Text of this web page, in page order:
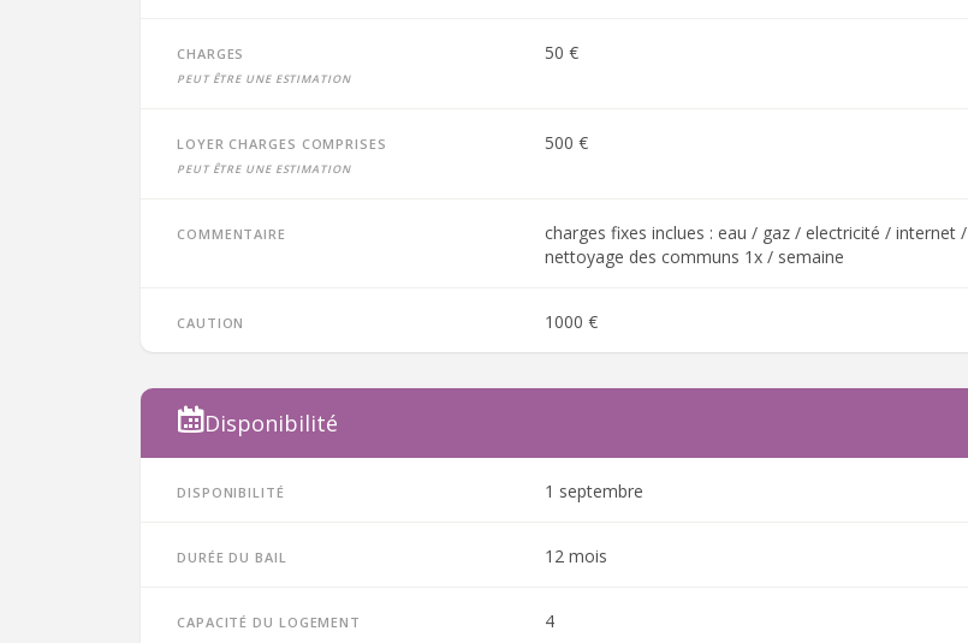
Charges
peut être une estimation
50 €
Loyer charges comprises
peut être une estimation
500 €
Commentaire
charges fixes inclues : eau / gaz / electricité / internet /
nettoyage des communs 1x / semaine
Caution 1000 €
Disponibilité
Disponibilité 1 septembre
Durée du bail 12 mois
Capacité du logement 4